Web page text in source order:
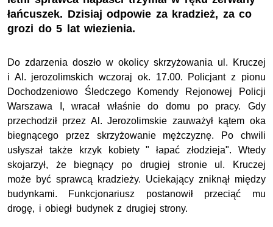
łańcuszek. Dzisiaj odpowie za kradzież, za co
grozi do 5 lat wiezienia.
Do zdarzenia doszło w okolicy skrzyżowania ul. Kruczej
i Al. jerozolimskich wczoraj ok. 17.00. Policjant z pionu
Dochodzeniowo Śledczego Komendy Rejonowej Policji
Warszawa I, wracał właśnie do domu po pracy. Gdy
przechodził przez Al. Jerozolimskie zauważył kątem oka
biegnącego przez skrzyżowanie mężczyznę. Po chwili
usłyszał także krzyk kobiety " łapać złodzieja". Wtedy
skojarzył, że biegnący po drugiej stronie ul. Kruczej
może być sprawcą kradzieży. Uciekający zniknął między
budynkami. Funkcjonariusz postanowił przeciąć mu
drogę, i obiegł budynek z drugiej strony.